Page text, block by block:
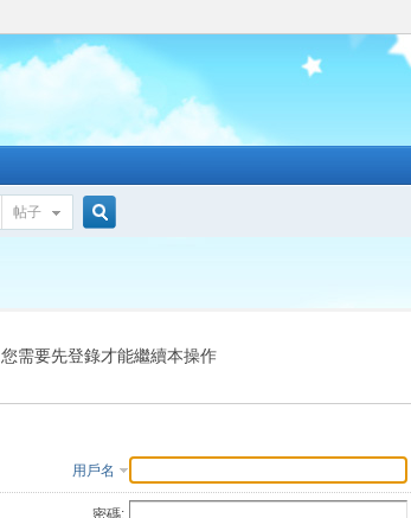
帖子
索
您需要先登錄才能繼續本操作
用戶名
密碼: